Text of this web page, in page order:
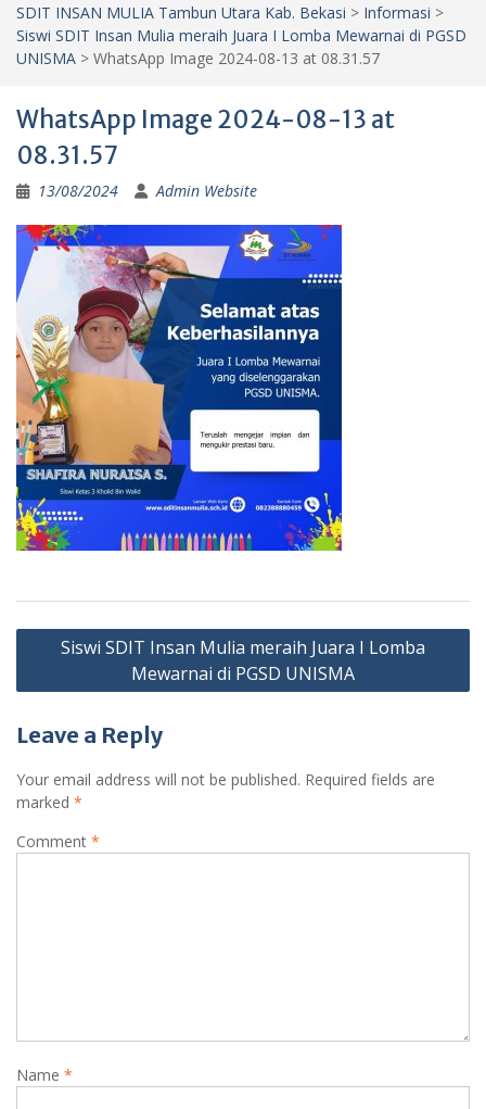
SDIT INSAN MULIA Tambun Utara Kab. Bekasi > Informasi >
Siswi SDIT Insan Mulia meraih Juara I Lomba Mewarnai di PGSD
UNISMA > WhatsApp Image 2024-08-13 at 08.31.57
WhatsApp Image 2024-08-13 at
08.31.57
13/08/2024 Admin Website
Post
Siswi SDIT Insan Mulia meraih Juara I Lomba
Mewarnai di PGSD UNISMA
Leave a Reply
Your email address will not be published. Required fields are
marked *
Comment *
Name *